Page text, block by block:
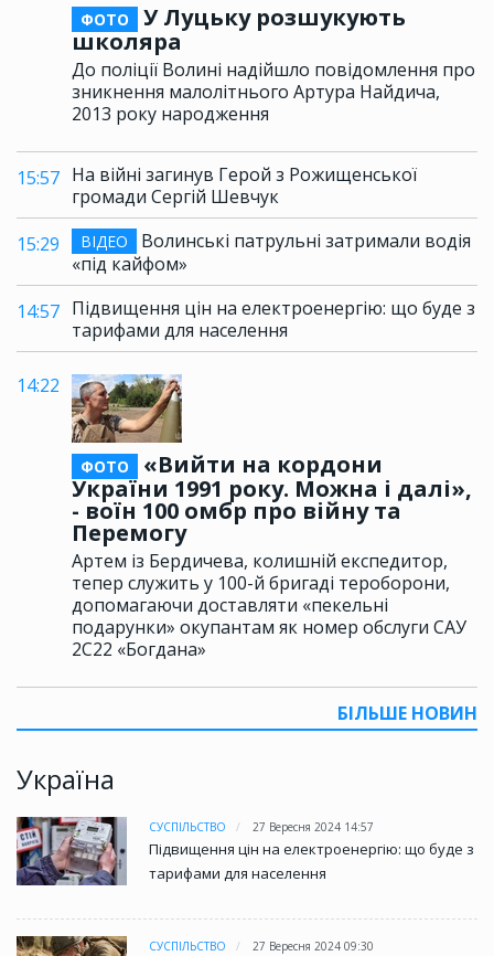
ФОТО
У Луцьку розшукують
школяра
До поліції Волині надійшло повідомлення про
зникнення малолітнього Артура Найдича,
2013 року народження
15:57 На війні загинув Герой з Рожищенської
громади Сергій Шевчук
15:29
ВІДЕО
Волинські патрульні затримали водія
«під кайфом»
14:57 Підвищення цін на електроенергію: що буде з
тарифами для населення
14:22
ФОТО
«Вийти на кордони
України 1991 року. Можна і далі»,
- воїн 100 омбр про війну та
Перемогу
Артем із Бердичева, колишній експедитор,
тепер служить у 100-й бригаді тероборони,
допомагаючи доставляти «пекельні
подарунки» окупантам як номер обслуги САУ
2С22 «Богдана»
БІЛЬШЕ НОВИН
Україна
СУСПІЛЬСТВО 27 Вересня 2024 14:57
Підвищення цін на електроенергію: що буде з
тарифами для населення
СУСПІЛЬСТВО 27 Вересня 2024 09:30